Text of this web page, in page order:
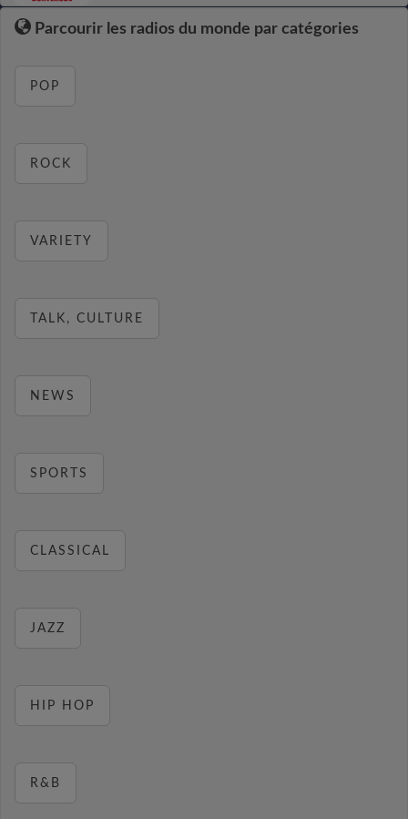
Parcourir les radios du monde par catégories
POP
ROCK
VARIETY
TALK, CULTURE
NEWS
SPORTS
CLASSICAL
JAZZ
HIP HOP
R&B